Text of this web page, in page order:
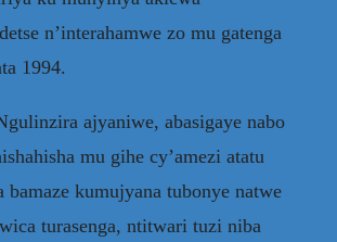
n’interahamwe zo mu gatenga
1994.
ajyaniwe, abasigaye nabo
mu gihe cy’amezi atatu
bamaze kumujyana tubonye natwe
turasenga, ntitwari tuzi niba